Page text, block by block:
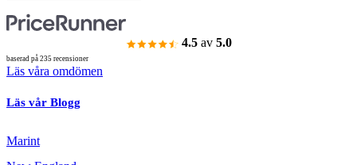
4.5 av 5.0
baserad på 235 recensioner
Läs våra omdömen
Läs vår Blogg
Marint